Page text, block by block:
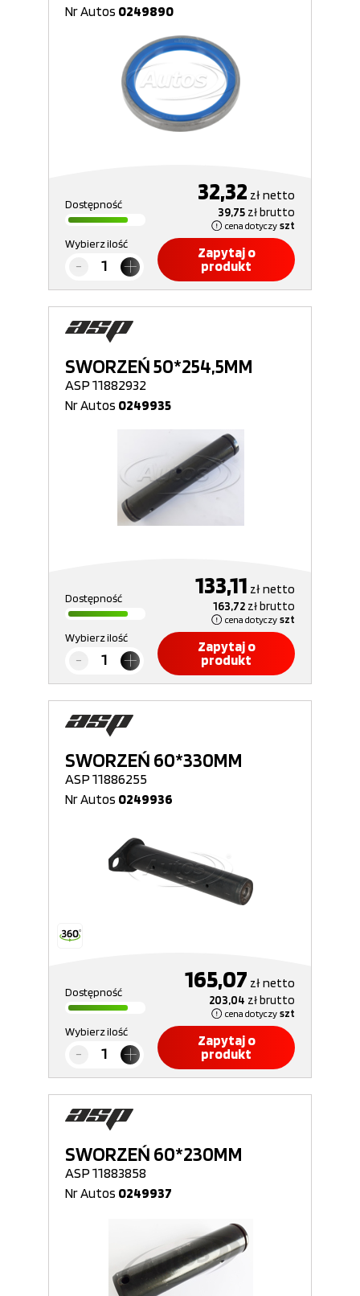
Nr Autos 0249890
Dostępność 32,32 złnetto
39,75 złbrutto
cena dotyczy szt
Wybierz ilość
Zapytaj o
produkt
SWORZEŃ 50*254,5MM
ASP 11882932
Nr Autos 0249935
Dostępność 133,11 złnetto
163,72 złbrutto
cena dotyczy szt
Wybierz ilość
Zapytaj o
produkt
SWORZEŃ 60*330MM
ASP 11886255
Nr Autos 0249936
Dostępność 165,07 złnetto
203,04 złbrutto
cena dotyczy szt
Wybierz ilość
Zapytaj o
produkt
SWORZEŃ 60*230MM
ASP 11883858
Nr Autos 0249937